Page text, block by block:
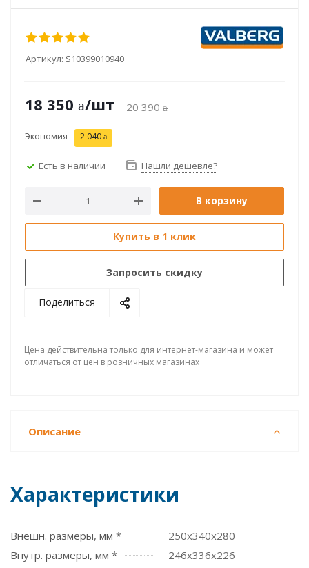
Артикул: S10399010940
18 350 /шт 20 390
Экономия 2 040
Есть в наличии Нашли дешевле?
В корзину
Купить в 1 клик
Запросить скидку
Поделиться
Цена действительна только для интернет-магазина и может
отличаться от цен в розничных магазинах
Описание
Характеристики
Внешн. размеры, мм *
250x340x280
Внутр. размеры, мм *
246х336х226